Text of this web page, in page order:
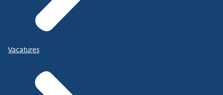
Vacatures